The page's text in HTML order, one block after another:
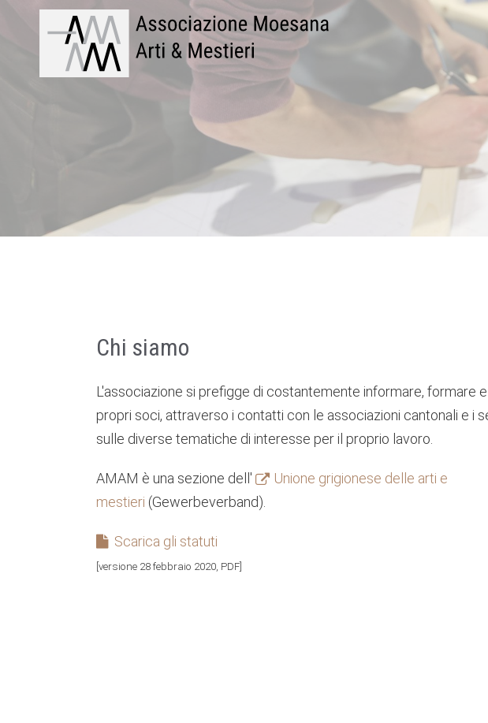
Chi siamo
L'associazione si prefigge di costantemente informare, formare
propri soci, attraverso i contatti con le associazioni cantonali e i
sulle diverse tematiche di interesse per il proprio lavoro.
AMAM è una sezione dell'
Unione grigionese delle arti e
mestieri (Gewerbeverband).
Scarica gli statuti
[versione 28 febbraio 2020, PDF]